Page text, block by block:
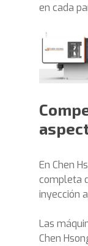
en cada
En Chen
completa
inyección
Las
Chen